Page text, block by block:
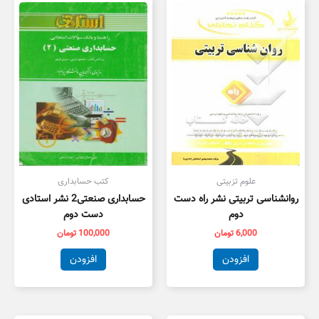
علوم تزبیتی
روانشناسی تربیتی نشر راه دست
دوم
6,000تومان
افزودن
کتب حسابداری
حسابداری صنعتی2 نشر استادی
دست دوم
100,000 تومان
افزودن